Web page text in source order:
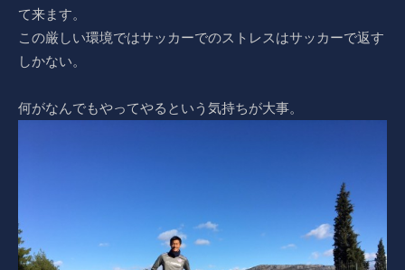
て来ます。
この厳しい環境ではサッカーでのストレスはサッカーで返す
しかない。
何がなんでもやってやるという気持ちが大事。